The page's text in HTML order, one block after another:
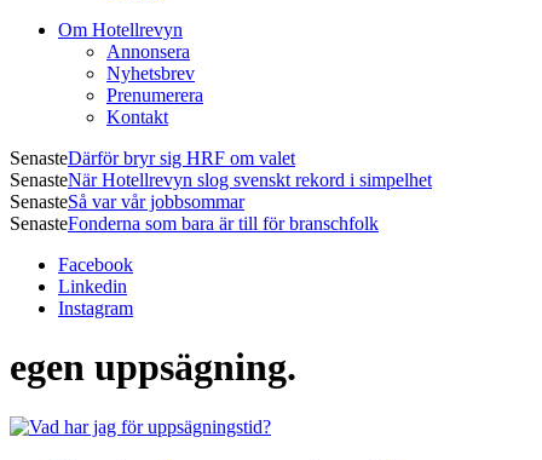
Om Hotellrevyn
Annonsera
Nyhetsbrev
Prenumerera
Kontakt
SenasteDärför bryr sig HRF om valet
SenasteNär Hotellrevyn slog svenskt rekord i simpelhet
SenasteSå var vår jobbsommar
SenasteFonderna som bara är till för branschfolk
Facebook
Linkedin
Instagram
egen uppsägning.